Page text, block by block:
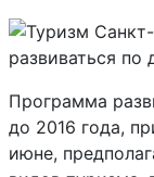
Программа
до 2016 года,
июне,